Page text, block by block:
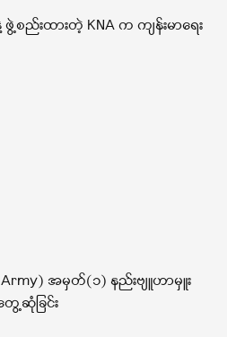
ဖွဲ့စည်းထားတဲ့ KNA က ကျန်းမာရေး
အမှတ်(၁) နည်းဗျူဟာမှူး
ဆုံခြင်း